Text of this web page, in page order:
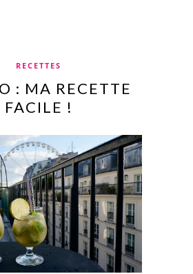
RECETTES
: MA RECETTE
FACILE !